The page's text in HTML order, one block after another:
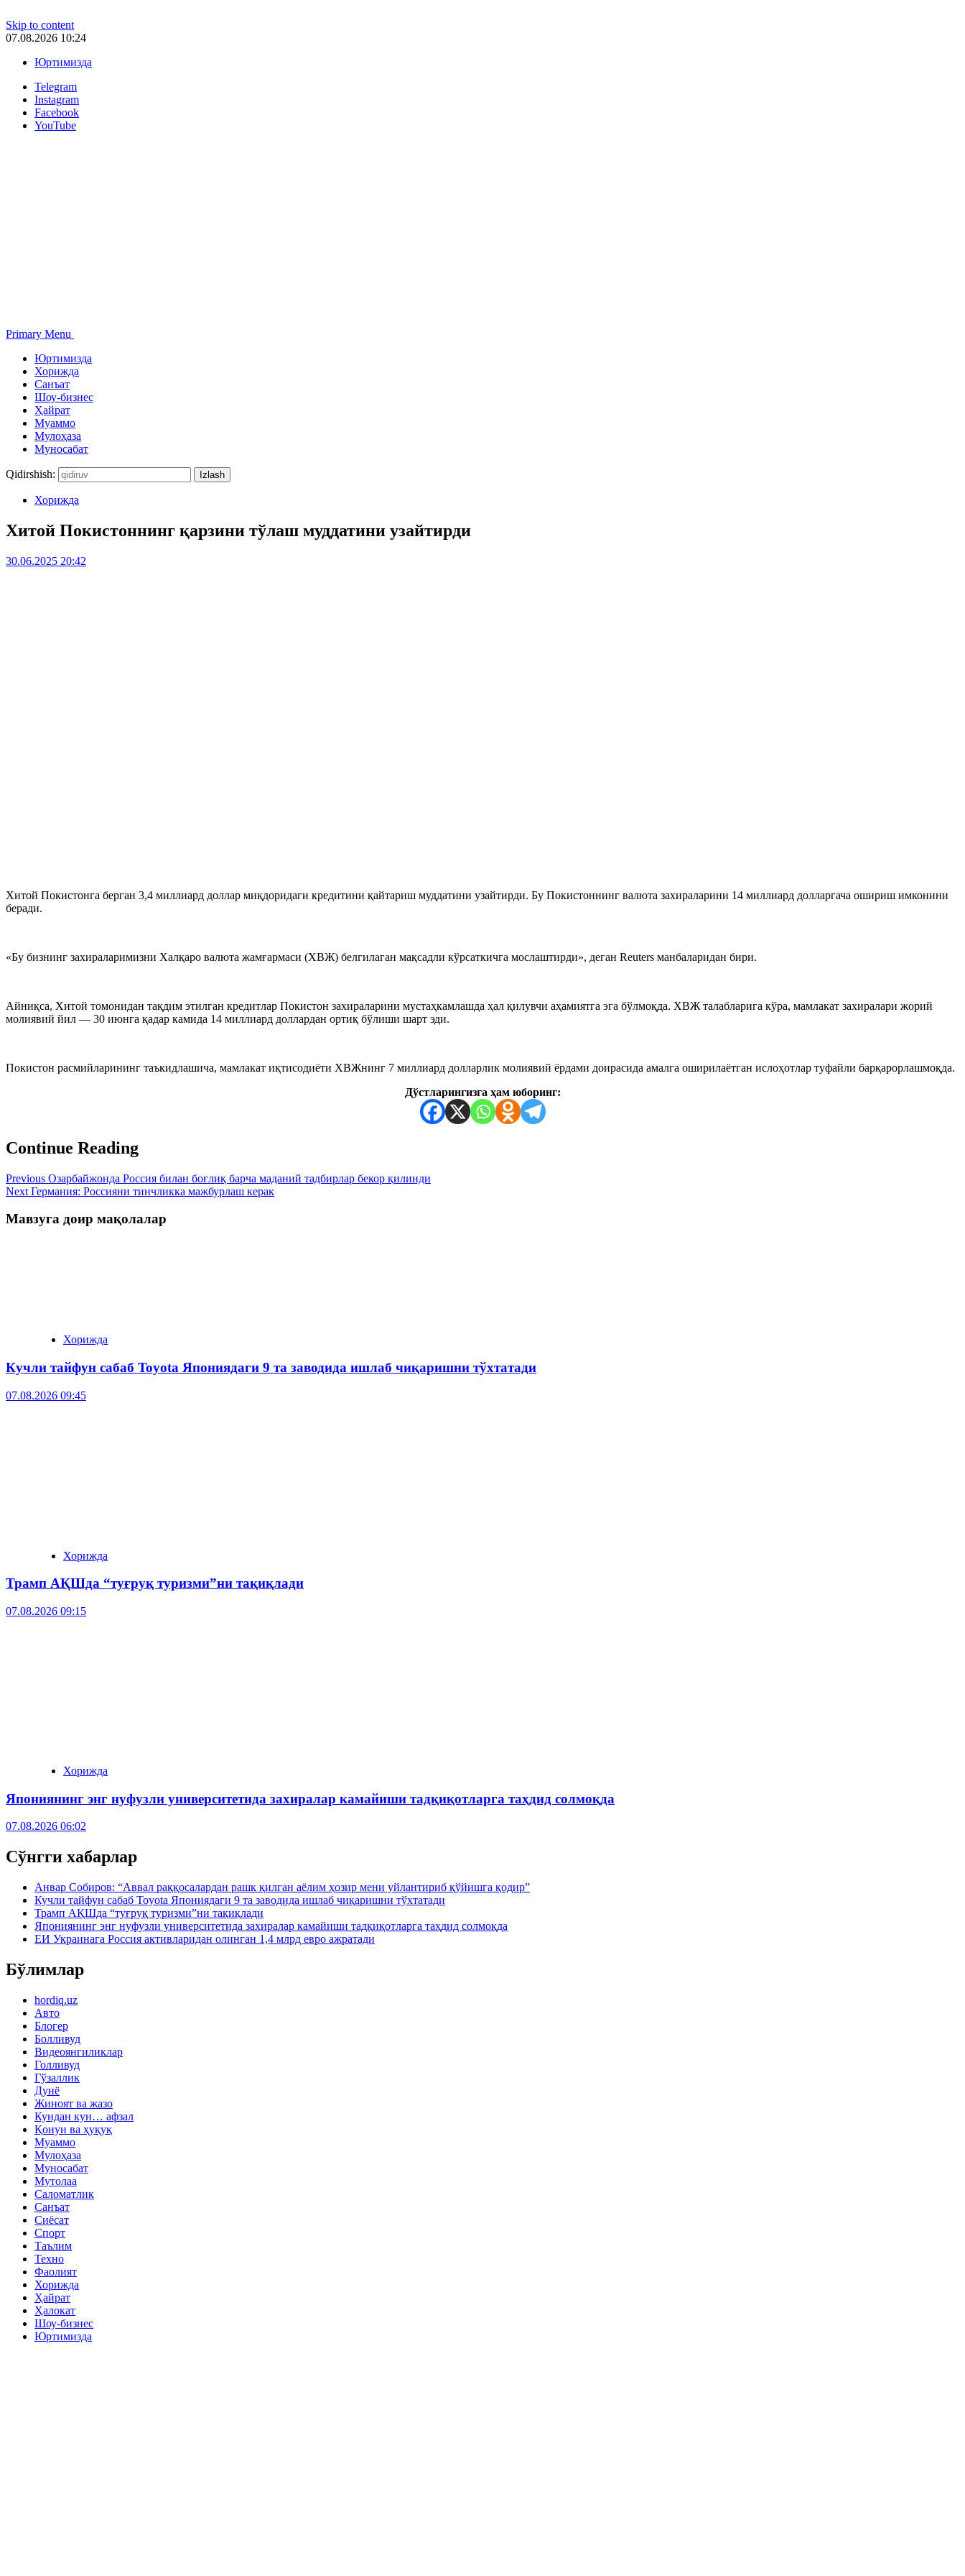
Skip to content
07.08.2026 10:24
Юртимизда
Telegram
Instagram
Facebook
YouTube
Primary Menu
Юртимизда
Хорижда
Санъат
Шоу-бизнес
Ҳайрат
Муаммо
Мулоҳаза
Муносабат
Qidirshish:
Хорижда
Хитой Покистоннинг қарзини тўлаш муддатини узайтирди
30.06.2025 20:42
Хитой Покистонга берган 3,4 миллиард доллар миқдоридаги кредитини қайтариш муддатини узайтирди. Бу Покистоннинг валюта захираларини 14 миллиард долларгача ошириш имконини
беради.
«Бу бизнинг захираларимизни Халқаро валюта жамғармаси (ХВЖ) белгилаган мақсадли кўрсаткичга мослаштирди», деган Reuters манбаларидан бири.
Айниқса, Хитой томонидан тақдим этилган кредитлар Покистон захираларини мустаҳкамлашда ҳал қилувчи аҳамиятга эга бўлмоқда. ХВЖ талабларига кўра, мамлакат захиралари жорий
молиявий йил — 30 июнга қадар камида 14 миллиард доллардан ортиқ бўлиши шарт эди.
Покистон расмийларининг таъкидлашича, мамлакат иқтисодиёти ХВЖнинг 7 миллиард долларлик молиявий ёрдами доирасида амалга оширилаётган ислоҳотлар туфайли барқарорлашмоқда.
Дўстларингизга ҳам юборинг:
Continue Reading
Previous Озарбайжонда Россия билан боғлиқ барча маданий тадбирлар бекор қилинди
Next Германия: Россияни тинчликка мажбурлаш керак
Мавзуга доир мақолалар
Хорижда
Кучли тайфун сабаб Toyota Япониядаги 9 та заводида ишлаб чиқаришни тўхтатади
07.08.2026 09:45
Хорижда
Трамп АҚШда “туғруқ туризми”ни тақиқлади
07.08.2026 09:15
Хорижда
Япониянинг энг нуфузли университетида захиралар камайиши тадқиқотларга таҳдид солмоқда
07.08.2026 06:02
Сўнгги хабарлар
Анвар Собиров: “Аввал раққосалардан рашк қилган аёлим ҳозир мени уйлантириб қўйишга қодир”
Кучли тайфун сабаб Toyota Япониядаги 9 та заводида ишлаб чиқаришни тўхтатади
Трамп АҚШда “туғруқ туризми”ни тақиқлади
Япониянинг энг нуфузли университетида захиралар камайиши тадқиқотларга таҳдид солмоқда
ЕИ Украинага Россия активларидан олинган 1,4 млрд евро ажратади
Бўлимлар
hordiq.uz
Авто
Блогер
Болливуд
Видеоянгиликлар
Голливуд
Гўзаллик
Дунё
Жиноят ва жазо
Кундан кун… афзал
Қонун ва ҳуқуқ
Муаммо
Мулоҳаза
Муносабат
Мутолаа
Саломатлик
Санъат
Сиёсат
Спорт
Таълим
Техно
Фаолият
Хорижда
Ҳайрат
Ҳалокат
Шоу-бизнес
Юртимизда